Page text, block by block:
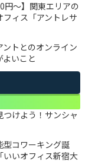
円〜】関東エリアの
ィス「アントレサ
トとのオンライン
いこと
けよう！サンシャ
型コワーキング誕
いいオフィス新宿大